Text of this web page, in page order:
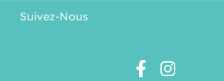
Suivez-Nous